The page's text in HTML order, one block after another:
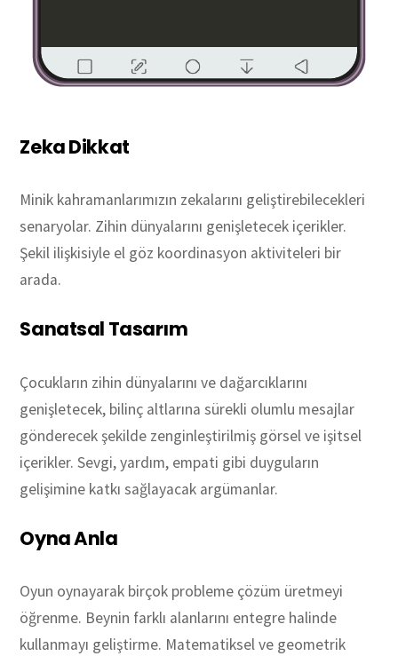
Zeka Dikkat
Minik kahramanlarımızın zekalarını geliştirebilecekleri
senaryolar. Zihin dünyalarını genişletecek içerikler.
Şekil ilişkisiyle el göz koordinasyon aktiviteleri bir
arada.
Sanatsal Tasarım
Çocukların zihin dünyalarını ve dağarcıklarını
genişletecek, bilinç altlarına sürekli olumlu mesajlar
gönderecek şekilde zenginleştirilmiş görsel ve işitsel
içerikler. Sevgi, yardım, empati gibi duyguların
gelişimine katkı sağlayacak argümanlar.
Oyna Anla
Oyun oynayarak birçok probleme çözüm üretmeyi
öğrenme. Beynin farklı alanlarını entegre halinde
kullanmayı geliştirme. Matematiksel ve geometrik